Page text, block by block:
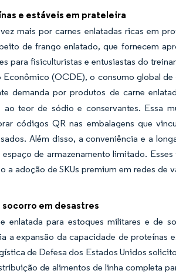
e estáveis em prateleira
mais por carnes enlatadas ricas em
de frango enlatado, que fornecem
para fisiculturistas e entusiastas do
(OCDE), o consumo global de
demanda por produtos de carne
teor de sódio e conservantes. Essa
códigos QR nas embalagens que
Além disso, a conveniência e a
de armazenamento limitado.
adoção de SKUs premium em redes de
em desastres
para estoques militares e de
a expansão da capacidade de proteínas
de Defesa dos Estados Unidos
de alimentos de linha completa